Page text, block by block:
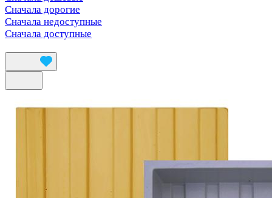
Сначала дорогие
Сначала недоступные
Сначала доступные